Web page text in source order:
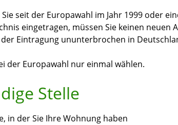
Sie seit der Europawahl im Jahr 1999 oder
eingetragen, müssen Sie keinen neuen
der Eintragung ununterbrochen in
der Europawahl nur einmal wählen.
Stelle
in der Sie Ihre Wohnung haben